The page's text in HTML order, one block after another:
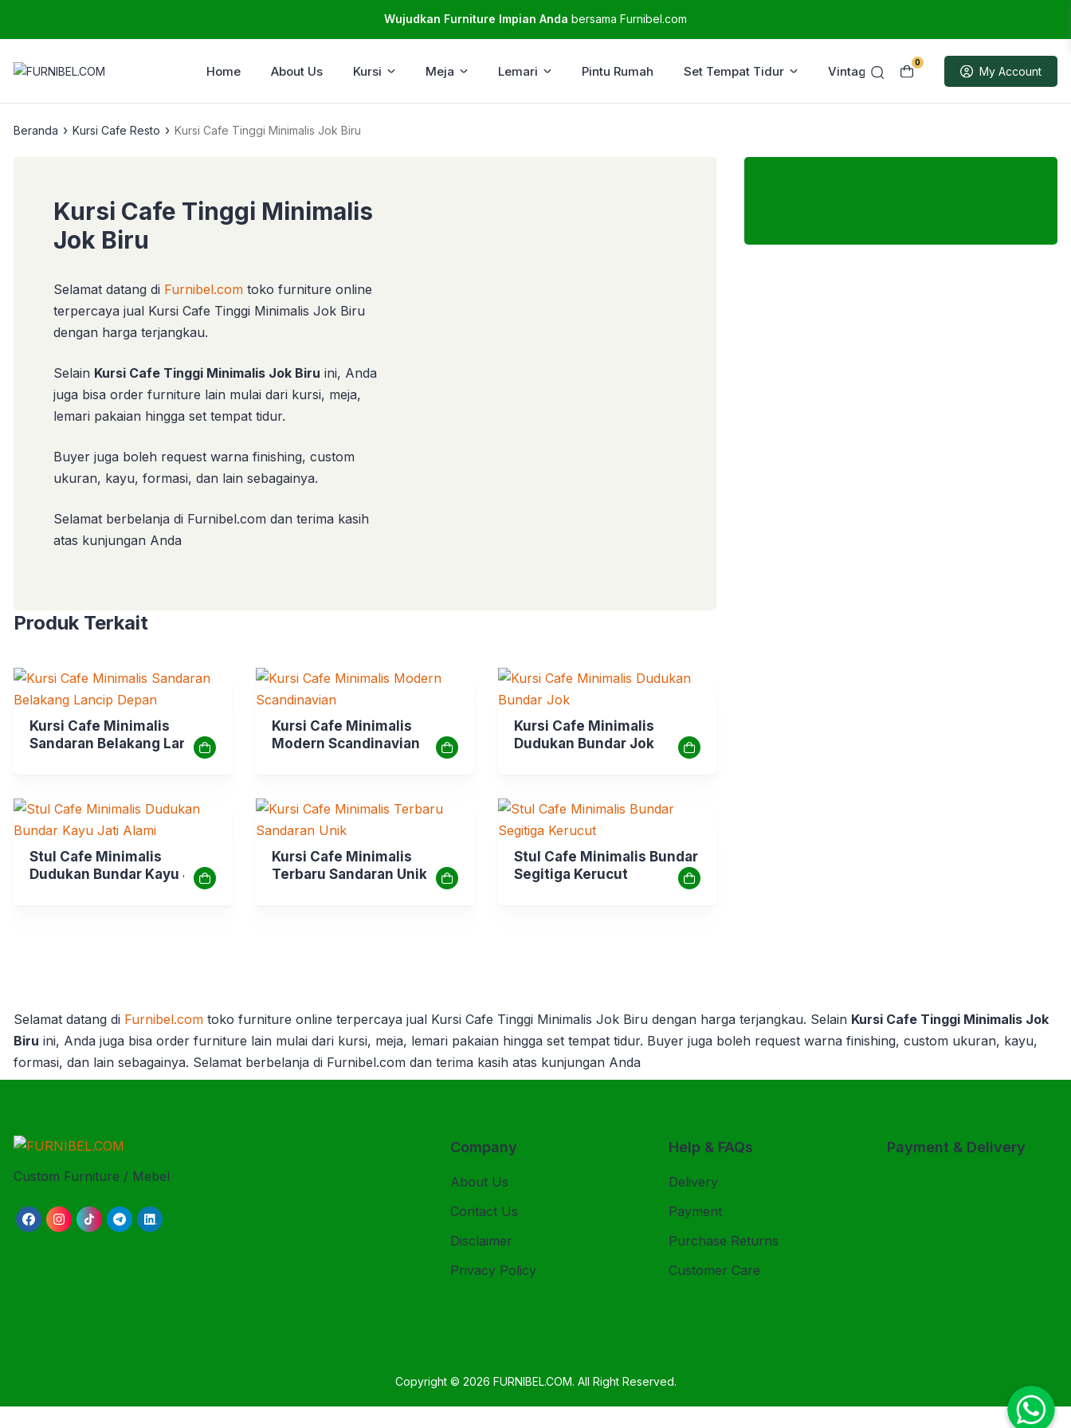
Wujudkan Furniture Impian Anda bersama Furnibel.com
0
My Account
Home About Us Kursi Meja Lemari Pintu Rumah Set Tempat Tidur Vintage Sample
Beranda › Kursi Cafe Resto › Kursi Cafe Tinggi Minimalis Jok Biru
Kursi Cafe Tinggi Minimalis
Jok Biru
Selamat datang di Furnibel.com toko furniture online
terpercaya jual Kursi Cafe Tinggi Minimalis Jok Biru
dengan harga terjangkau.
Selain Kursi Cafe Tinggi Minimalis Jok Biru ini, Anda
juga bisa order furniture lain mulai dari kursi, meja,
lemari pakaian hingga set tempat tidur.
Buyer juga boleh request warna finishing, custom
ukuran, kayu, formasi, dan lain sebagainya.
Selamat berbelanja di Furnibel.com dan terima kasih
atas kunjungan Anda
Produk Terkait
Kursi Cafe Minimalis
Sandaran Belakang Lancip
Kursi Cafe Minimalis
Modern Scandinavian
Kursi Cafe Minimalis
Dudukan Bundar Jok
Stul Cafe Minimalis
Dudukan Bundar Kayu Jati
Kursi Cafe Minimalis
Terbaru Sandaran Unik
Stul Cafe Minimalis Bundar
Segitiga Kerucut
Selamat datang di Furnibel.com toko furniture online terpercaya jual Kursi Cafe Tinggi Minimalis Jok Biru dengan harga terjangkau. Selain Kursi Cafe Tinggi Minimalis Jok
Biru ini, Anda juga bisa order furniture lain mulai dari kursi, meja, lemari pakaian hingga set tempat tidur. Buyer juga boleh request warna finishing, custom ukuran, kayu,
formasi, dan lain sebagainya. Selamat berbelanja di Furnibel.com dan terima kasih atas kunjungan Anda
Custom Furniture / Mebel
Company
About Us
Contact Us
Disclaimer
Privacy Policy
Help & FAQs
Delivery
Payment
Purchase Returns
Customer Care
Payment & Delivery
Copyright © 2026 FURNIBEL.COM. All Right Reserved.